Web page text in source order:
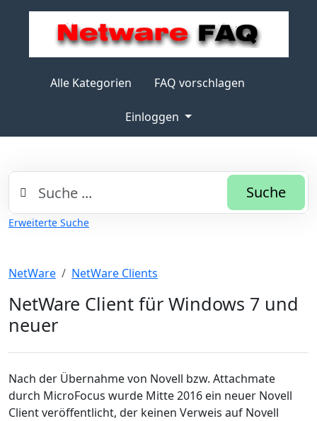
Alle Kategorien FAQ vorschlagen
Einloggen
Suche
Erweiterte Suche
NetWare NetWare Clients
NetWare Client für Windows 7 und
neuer
Nach der Übernahme von Novell bzw. Attachmate
durch MicroFocus wurde Mitte 2016 ein neuer Novell
Client veröffentlicht, der keinen Verweis auf Novell